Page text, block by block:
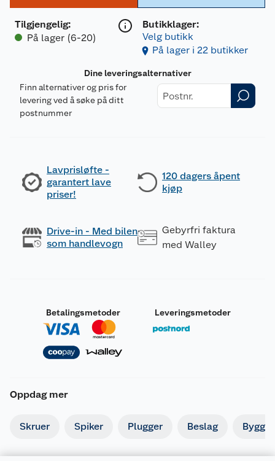
Tilgjengelig:
På lager (6-20)
Butikklager:
Velg butikk
På lager i 22 butikker
Dine leveringsalternativer
Finn alternativer og pris for
levering ved å søke på ditt
postnummer
Lavprisløfte -
garantert lave
priser!
120 dagers åpent
kjøp
Drive-in - Med bilen
som handlevogn
Gebyrfri faktura
med Walley
Betalingsmetoder Leveringsmetoder
Oppdag mer
Skruer Spiker Plugger Beslag